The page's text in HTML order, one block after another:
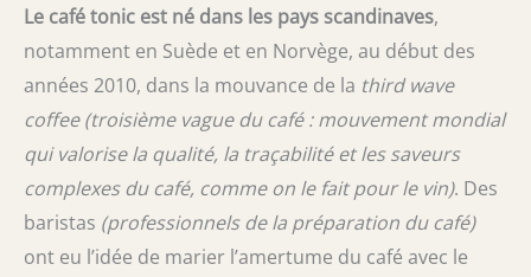
Le café tonic est né dans les pays scandinaves,
notamment en Suède et en Norvège, au début des
années 2010, dans la mouvance de la third wave
coffee (troisième vague du café : mouvement mondial
qui valorise la qualité, la traçabilité et les saveurs
complexes du café, comme on le fait pour le vin). Des
baristas (professionnels de la préparation du café)
ont eu l’idée de marier l’amertume du café avec le